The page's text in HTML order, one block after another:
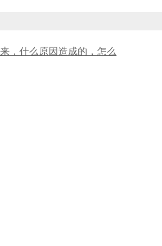
，什么原因造成的，怎么